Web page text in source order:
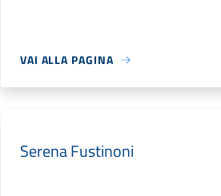
VAI ALLA PAGINA
Serena Fustinoni